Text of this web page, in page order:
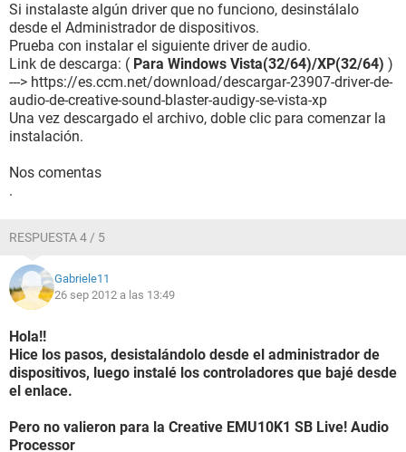
Si instalaste algún driver que no funciono, desinstálalo
desde el Administrador de dispositivos.
Prueba con instalar el siguiente driver de audio.
Link de descarga: ( Para Windows Vista(32/64)/XP(32/64) )
---> https://es.ccm.net/download/descargar-23907-driver-de-
audio-de-creative-sound-blaster-audigy-se-vista-xp
Una vez descargado el archivo, doble clic para comenzar la
instalación.
Nos comentas
.
RESPUESTA 4 / 5
Gabriele11
26 sep 2012 a las 13:49
Hola!!
Hice los pasos, desistalándolo desde el administrador de
dispositivos, luego instalé los controladores que bajé desde
el enlace.
Pero no valieron para la Creative EMU10K1 SB Live! Audio
Processor